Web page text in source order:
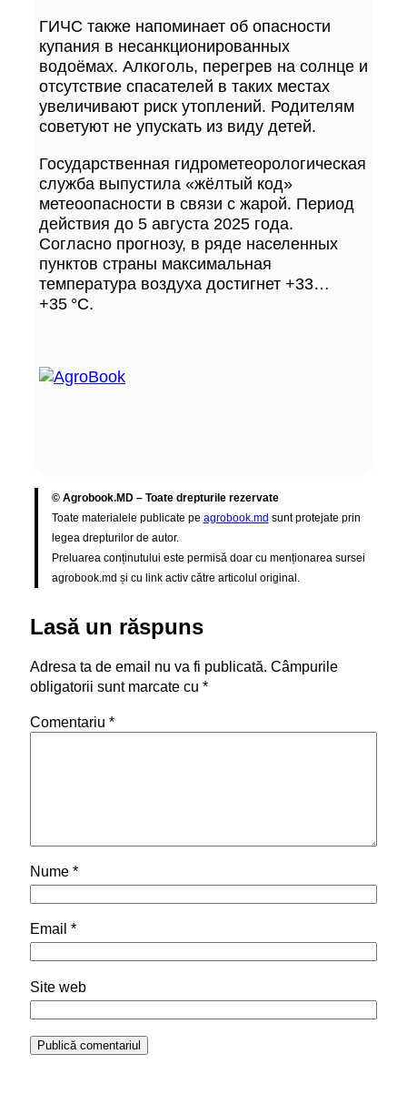
ГИЧС также напоминает об опасности
купания в несанкционированных
водоёмах. Алкоголь, перегрев на солнце и
отсутствие спасателей в таких местах
увеличивают риск утоплений. Родителям
советуют не упускать из виду детей.
Государственная гидрометеорологическая
служба выпустила «жёлтый код»
метеоопасности в связи с жарой. Период
действия до 5 августа 2025 года.
Согласно прогнозу, в ряде населенных
пунктов страны максимальная
температура воздуха достигнет +33…
+35 °C.
© Agrobook.MD – Toate drepturile rezervate
Toate materialele publicate pe agrobook.md sunt protejate prin
legea drepturilor de autor.
Preluarea conținutului este permisă doar cu menționarea sursei
agrobook.md și cu link activ către articolul original.
Lasă un răspuns
Adresa ta de email nu va fi publicată. Câmpurile
obligatorii sunt marcate cu *
Comentariu *
Nume *
Email *
Site web